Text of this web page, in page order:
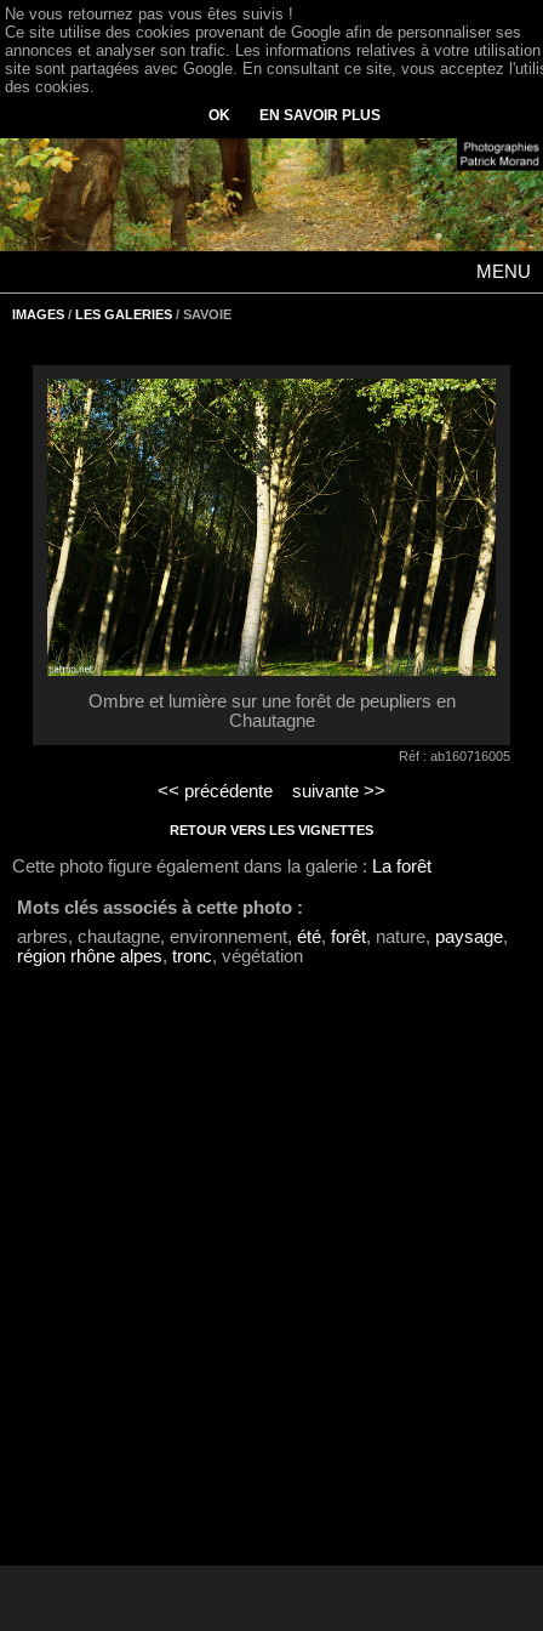
MENU
IMAGES / LES GALERIES / SAVOIE
Ombre et lumière sur une forêt de peupliers en
Chautagne
Réf : ab160716005
<< précédente suivante >>
RETOUR VERS LES VIGNETTES
Cette photo figure également dans la galerie : La forêt
Mots clés associés à cette photo :
arbres, chautagne, environnement, été, forêt, nature, paysage,
région rhône alpes, tronc, végétation
Ne vous retournez pas vous êtes suivis !
Ce site utilise des cookies provenant de Google afin de personnaliser ses
annonces et analyser son trafic. Les informations relatives à votre
site sont partagées avec Google. En consultant ce site, vous acceptez
des cookies.
OK EN SAVOIR PLUS